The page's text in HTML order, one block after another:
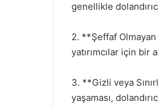
genellikle
2. **Şeffaf
yatırımcılar için bir
3. **Gizli veya
yaşaması,